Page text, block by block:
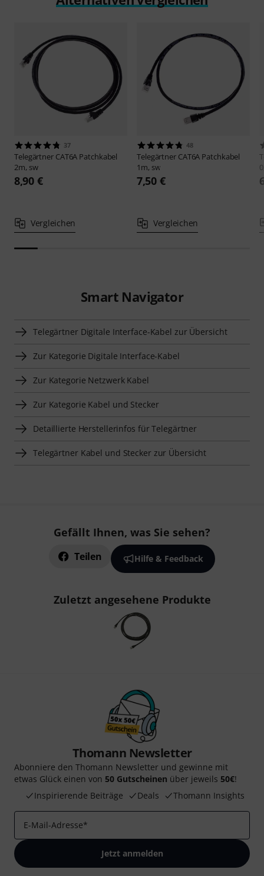
37
Telegärtner CAT6A Patchkabel
2m, sw
8,90 €
Vergleichen
48
Telegärtner CAT6A Patchkabel
1m, sw
7,50 €
Vergleichen
Smart Navigator
Telegärtner Digitale Interface-Kabel zur Übersicht
Zur Kategorie Digitale Interface-Kabel
Zur Kategorie Netzwerk Kabel
Zur Kategorie Kabel und Stecker
Detaillierte Herstellerinfos für Telegärtner
Telegärtner Kabel und Stecker zur Übersicht
Gefällt Ihnen, was Sie sehen?
Teilen Hilfe & Feedback
Zuletzt angesehene Produkte
Thomann Newsletter
Abonniere den Thomann Newsletter und gewinne mit
etwas Glück einen von 50 Gutscheinen über jeweils 50€!
Inspirierende Beiträge
Deals Thomann Insights
E-Mail-Adresse*
Jetzt anmelden